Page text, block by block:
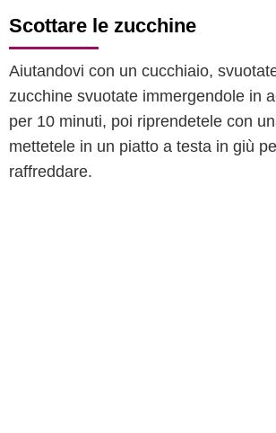
Scottare le zucchine
Aiutandovi con un cucchiaio,
zucchine svuotate immergendole in
per 10 minuti, poi riprendetele con
mettetele in un piatto a testa in giù
raffreddare.